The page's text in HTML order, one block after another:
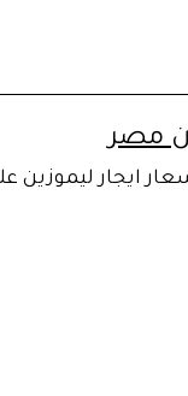
مصر
ايجار ليموزين